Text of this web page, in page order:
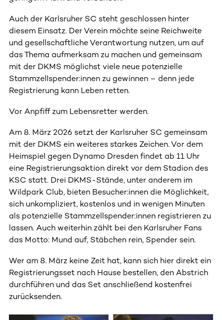
Auch der Karlsruher SC steht geschlossen hinter
diesem Einsatz. Der Verein möchte seine Reichweite
und gesellschaftliche Verantwortung nutzen, um auf
das Thema aufmerksam zu machen und gemeinsam
mit der DKMS möglichst viele neue potenzielle
Stammzellspender:innen zu gewinnen – denn jede
Registrierung kann Leben retten.
Vor Anpfiff zum Lebensretter werden.
Am 8. März 2026 setzt der Karlsruher SC gemeinsam
mit der DKMS ein weiteres starkes Zeichen. Vor dem
Heimspiel gegen Dynamo Dresden findet ab 11 Uhr
eine Registrierungsaktion direkt vor dem Stadion des
KSC statt. Drei DKMS-Stände, unter anderem im
Wildpark Club, bieten Besucher:innen die Möglichkeit,
sich unkompliziert, kostenlos und in wenigen Minuten
als potenzielle Stammzellspender:innen registrieren zu
lassen. Auch weiterhin zählt bei den Karlsruher Fans
das Motto: Mund auf, Stäbchen rein, Spender sein.
Wer am 8. März keine Zeit hat, kann sich hier direkt ein
Registrierungsset nach Hause bestellen, den Abstrich
durchführen und das Set anschließend kostenfrei
zurücksenden.